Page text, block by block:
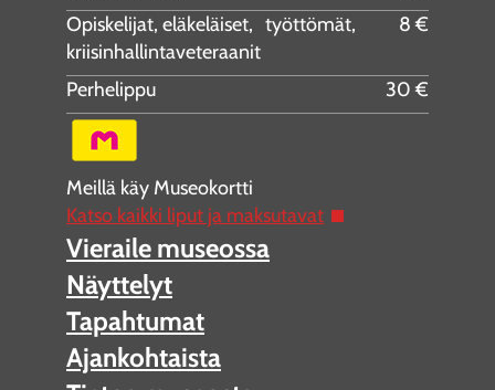
Opiskelijat, eläkeläiset, työttömät,
kriisinhallintaveteraanit
8 €
Perhelippu 30 €
Meillä käy Museokortti
Katso kaikki liput ja maksutavat
Vieraile museossa
Näyttelyt
Tapahtumat
Ajankohtaista